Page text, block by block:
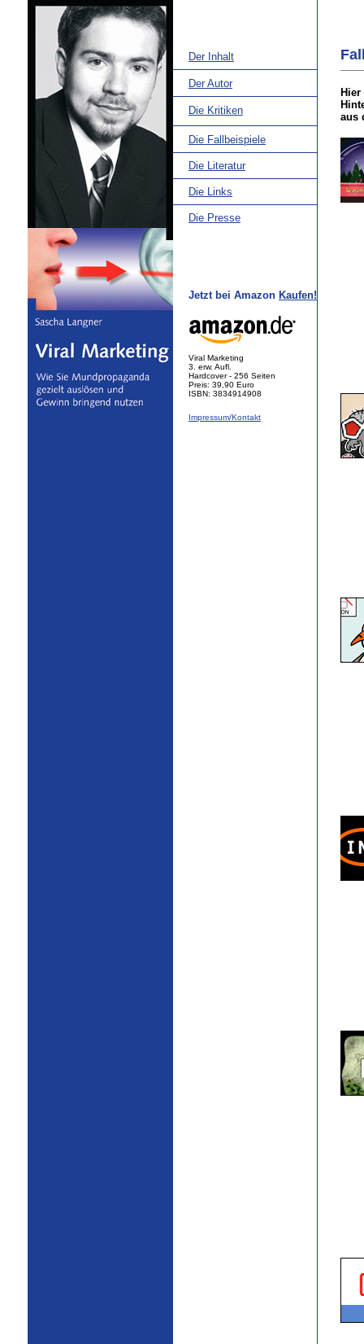
aus
Der Inhalt
Der Autor
Die Kritiken
Die Fallbeispiele
Die Literatur
Die Links
Die Presse
Jetzt bei Amazon Kaufen!
Viral Marketing
3. erw. Aufl.
Hardcover - 256 Seiten
Preis: 39,90 Euro
ISBN: 3834914908
Impressum/Kontakt